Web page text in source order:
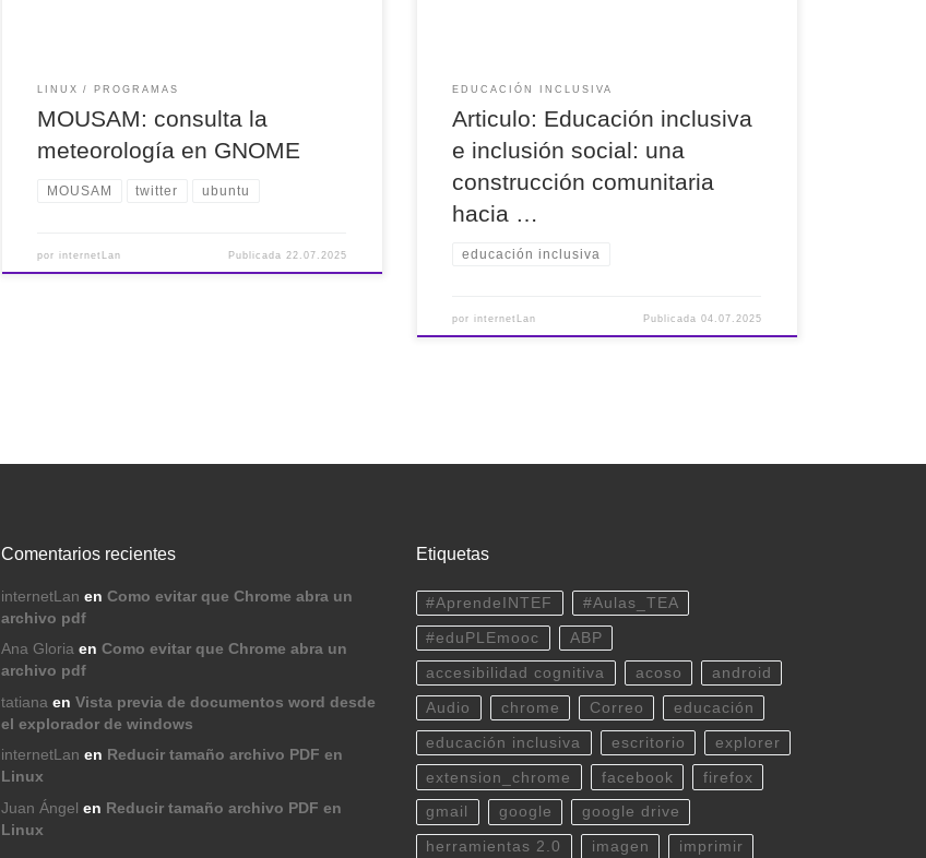
LINUX PROGRAMAS
MOUSAM: consulta la
meteorología en GNOME
MOUSAM twitter ubuntu
porinternetLan Publicada 22.07.2025
EDUCACIÓN INCLUSIVA
Articulo: Educación inclusiva
e inclusión social: una
construcción comunitaria
hacia …
educación inclusiva
porinternetLan Publicada 04.07.2025
Comentarios recientes
internetLan en Como evitar que Chrome abra un
archivo pdf
Ana Gloria en Como evitar que Chrome abra un
archivo pdf
tatiana en Vista previa de documentos word desde
el explorador de windows
internetLan en Reducir tamaño archivo PDF en
Linux
Juan Ángel en Reducir tamaño archivo PDF en
Linux
Etiquetas
#AprendeINTEF #Aulas_TEA
#eduPLEmooc ABP
accesibilidad cognitiva acoso android
Audio chrome Correo educación
educación inclusiva escritorio explorer
extension_chrome facebook firefox
gmail google google drive
herramientas 2.0 imagen imprimir